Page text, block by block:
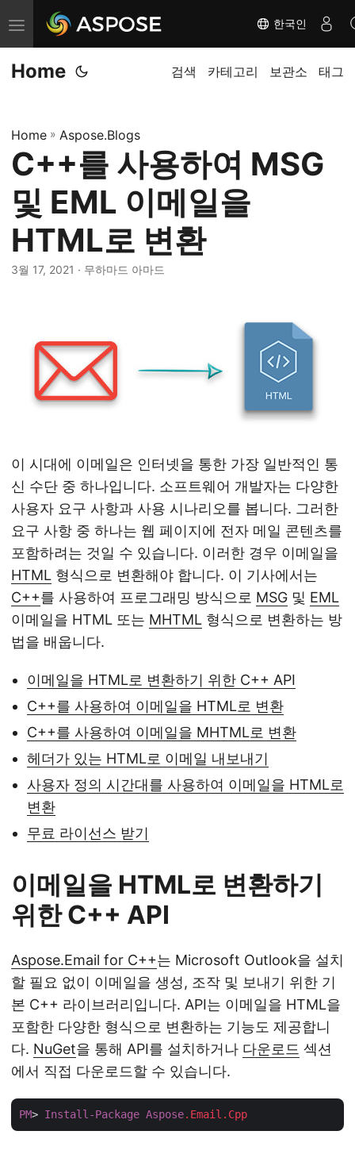
탐
색
전
한국인
Home 검색 카테고리 보관소 태그
Home » Aspose.Blogs
C++를 사용하여 MSG
및 EML 이메일을
HTML로 변환
3월 17, 2021 · 무하마드 아마드
이 시대에 이메일은 인터넷을 통한 가장 일반적인 통
신 수단 중 하나입니다. 소프트웨어 개발자는 다양한
사용자 요구 사항과 사용 시나리오를 봅니다. 그러한
요구 사항 중 하나는 웹 페이지에 전자 메일 콘텐츠를
포함하려는 것일 수 있습니다. 이러한 경우 이메일을
HTML 형식으로 변환해야 합니다. 이 기사에서는
C++를 사용하여 프로그래밍 방식으로 MSG 및 EML
이메일을 HTML 또는 MHTML 형식으로 변환하는 방
법을 배웁니다.
이메일을 HTML로 변환하기 위한 C++ API
C++를 사용하여 이메일을 HTML로 변환
C++를 사용하여 이메일을 MHTML로 변환
헤더가 있는 HTML로 이메일 내보내기
사용자 정의 시간대를 사용하여 이메일을 HTML로
변환
무료 라이선스 받기
이메일을 HTML로 변환하기
위한 C++ API
Aspose.Email for C++는 Microsoft Outlook을 설치
할 필요 없이 이메일을 생성, 조작 및 보내기 위한 기
본 C++ 라이브러리입니다. API는 이메일을 HTML을
포함한 다양한 형식으로 변환하는 기능도 제공합니
다. NuGet을 통해 API를 설치하거나 다운로드 섹션
에서 직접 다운로드할 수 있습니다.
PM> Install-Package Aspose.Email .Cpp